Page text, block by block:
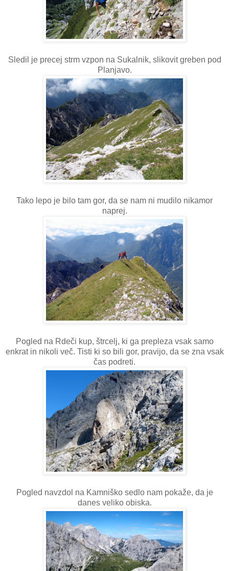
Sledil je precej strm vzpon na Sukalnik, slikovit greben pod
Planjavo.
Tako lepo je bilo tam gor, da se nam ni mudilo nikamor
naprej.
Pogled na Rdeči kup, štrcelj, ki ga prepleza vsak samo
enkrat in nikoli več. Tisti ki so bili gor, pravijo, da se zna vsak
čas podreti.
Pogled navzdol na Kamniško sedlo nam pokaže, da je
danes veliko obiska.